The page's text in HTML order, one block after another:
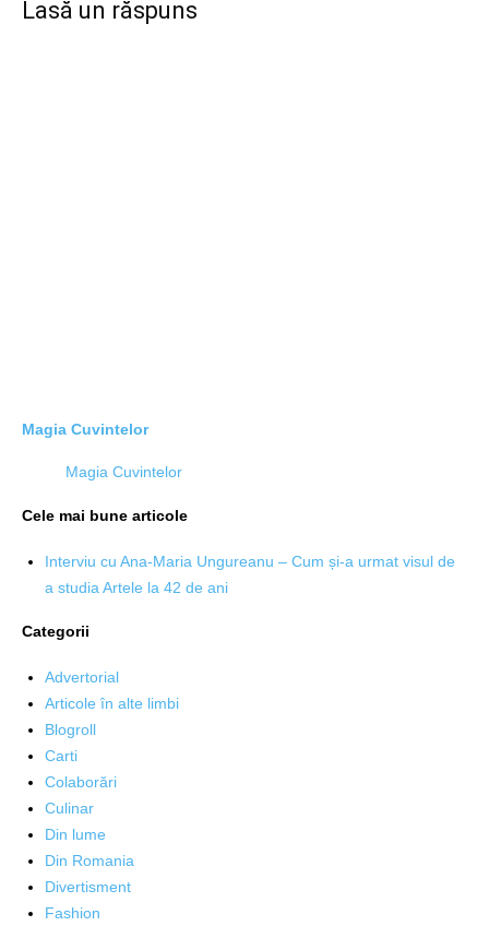
Lasă un răspuns
Magia Cuvintelor
Magia Cuvintelor
Cele mai bune articole
Interviu cu Ana-Maria Ungureanu – Cum și-a urmat visul de
a studia Artele la 42 de ani
Categorii
Advertorial
Articole în alte limbi
Blogroll
Carti
Colaborări
Culinar
Din lume
Din Romania
Divertisment
Fashion